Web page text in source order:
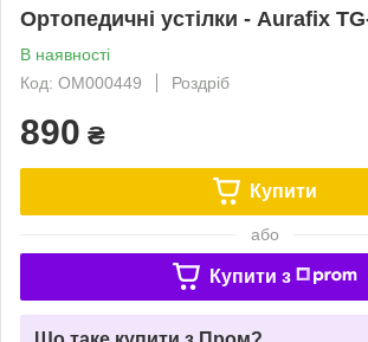
Ортопедичні устілки - Aurafix
В наявності
Код: ОМ000449
Роздріб
890 ₴
Купити
або
Купити з